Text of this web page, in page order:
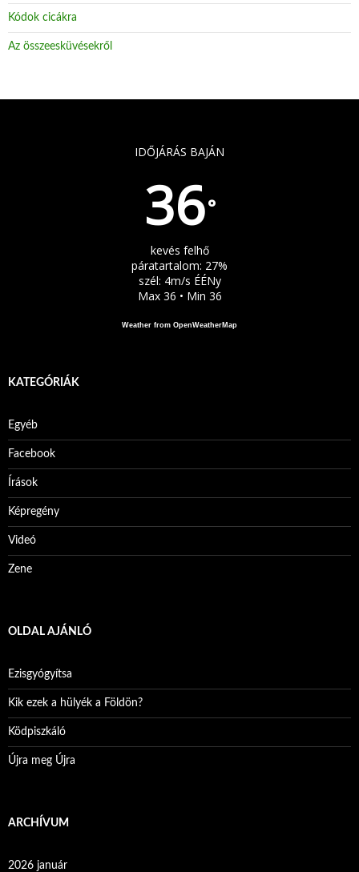
Kódok cicákra
Az összeesküvésekről
IDŐJÁRÁS BAJÁN
36°
kevés felhő
páratartalom: 27%
szél: 4m/s ÉÉNy
Max 36 • Min 36
Weather from OpenWeatherMap
KATEGÓRIÁK
Egyéb
Facebook
Írások
Képregény
Videó
Zene
OLDAL AJÁNLÓ
Ezisgyógyítsa
Kik ezek a hülyék a Földön?
Ködpiszkáló
Újra meg Újra
ARCHÍVUM
2026 január